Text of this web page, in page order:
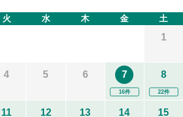
火 水 木 金 土
1
4 5 6 7
16件
8
22件
11 12 13 14 15